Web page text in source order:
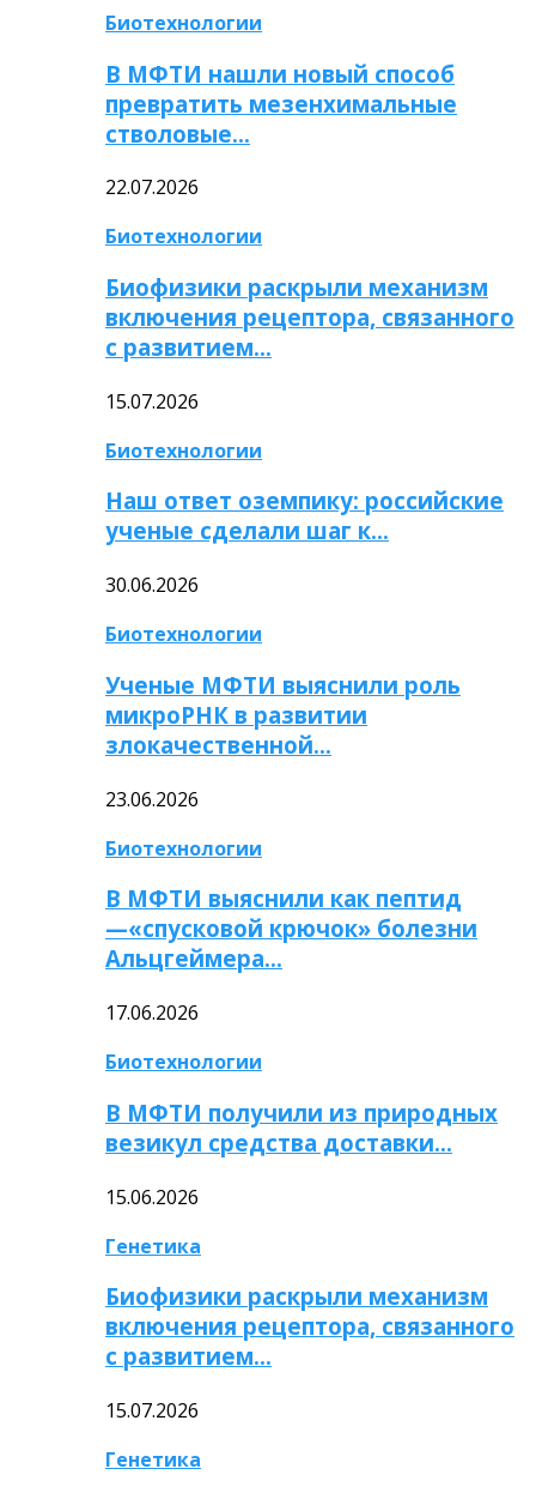
Биотехнологии
В МФТИ нашли новый способ
превратить мезенхимальные
стволовые…
22.07.2026
Биотехнологии
Биофизики раскрыли механизм
включения рецептора, связанного
с развитием…
15.07.2026
Биотехнологии
Наш ответ оземпику: российские
ученые сделали шаг к…
30.06.2026
Биотехнологии
Ученые МФТИ выяснили роль
микроРНК в развитии
злокачественной…
23.06.2026
Биотехнологии
В МФТИ выяснили как пептид
—«спусковой крючок» болезни
Альцгеймера…
17.06.2026
Биотехнологии
В МФТИ получили из природных
везикул средства доставки…
15.06.2026
Генетика
Биофизики раскрыли механизм
включения рецептора, связанного
с развитием…
15.07.2026
Генетика